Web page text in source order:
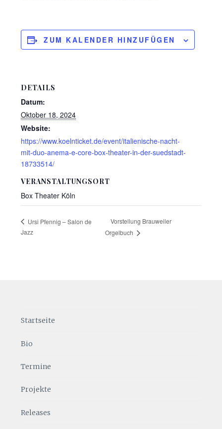
ZUM KALENDER HINZUFÜGEN
DETAILS
Datum:
Oktober 18, 2024
Website:
https://www.koelnticket.de/event/italienische-nacht-
mit-duo-anema-e-core-box-theater-in-der-suedstadt-
18733514/
VERANSTALTUNGSORT
Box Theater Köln
Ursi Pfennig – Salon de
Jazz
Vorstellung Brauweiler
Orgelbuch
Startseite
Bio
Termine
Projekte
Releases